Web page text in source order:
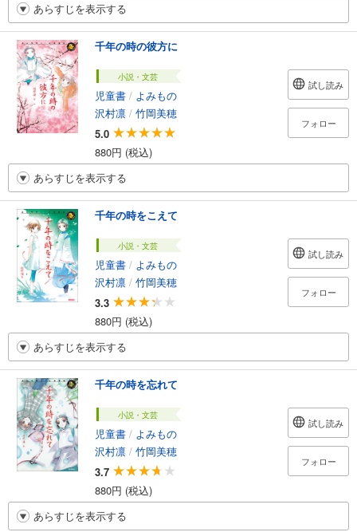
あらすじを表示する
千年の時の彼方に
小説・文芸
児童書 / よみもの
沢村凛 / 竹岡美穂
5.0
880円 (税込)
試し読み
フォロー
あらすじを表示する
千年の時をこえて
小説・文芸
児童書 / よみもの
沢村凛 / 竹岡美穂
3.3
880円 (税込)
試し読み
フォロー
あらすじを表示する
千年の時を忘れて
小説・文芸
児童書 / よみもの
沢村凛 / 竹岡美穂
3.7
880円 (税込)
試し読み
フォロー
あらすじを表示する